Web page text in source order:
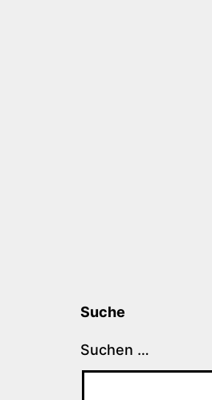
Suche
Suchen …